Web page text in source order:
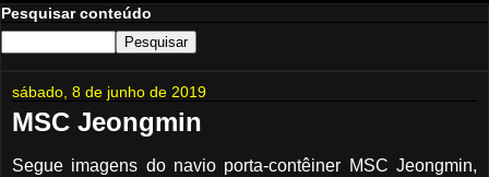
Pesquisar conteúdo
sábado, 8 de junho de 2019
MSC Jeongmin
Segue imagens do navio porta-contêiner MSC Jeongmin,